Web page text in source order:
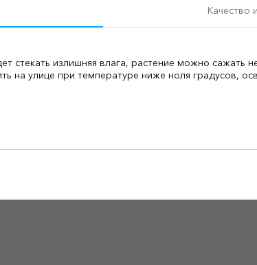
Качество
стекать излишняя влага, растение можно сажать
на улице при температуре ниже ноля градусов,